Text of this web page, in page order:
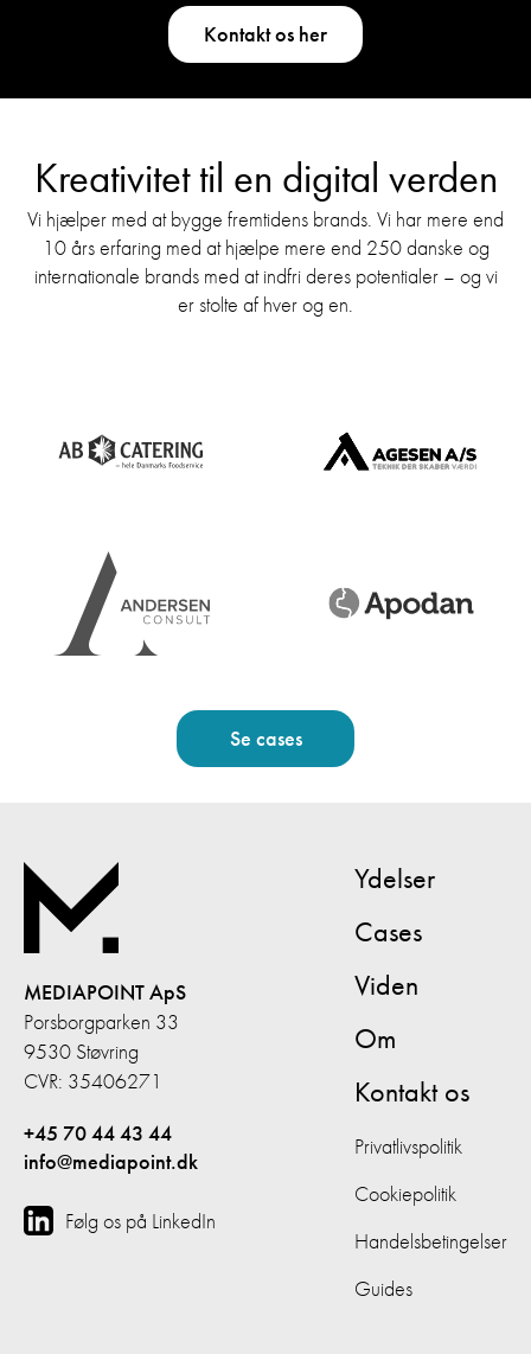
Kontakt os her
Kreativitet til en digital verden
Vi hjælper med at bygge fremtidens brands. Vi har mere end
10 års erfaring med at hjælpe mere end 250 danske og
internationale brands med at indfri deres potentialer – og vi
er stolte af hver og en.
Se cases
MEDIAPOINT ApS
Porsborgparken 33
9530 Støvring
CVR: 35406271
+45 70 44 43 44
info@mediapoint.dk
Følg os på LinkedIn
Ydelser
Cases
Viden
Om
Kontakt os
Privatlivspolitik
Cookiepolitik
Handelsbetingelser
Guides